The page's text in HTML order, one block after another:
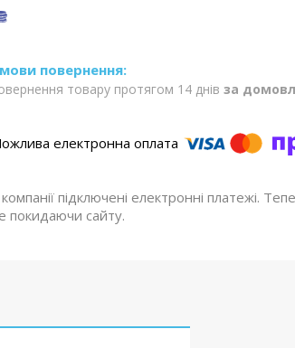
товару протягом 14 днів за
підключені електронні платежі.
покидаючи сайту.